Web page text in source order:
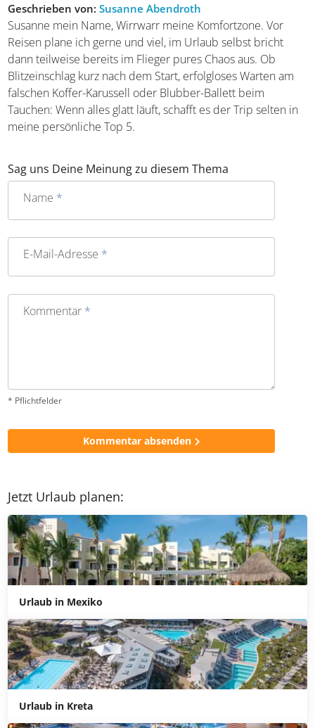
Geschrieben von:Susanne Abendroth
Susanne mein Name, Wirrwarr meine Komfortzone. Vor
Reisen plane ich gerne und viel, im Urlaub selbst bricht
dann teilweise bereits im Flieger pures Chaos aus. Ob
Blitzeinschlag kurz nach dem Start, erfolgloses Warten am
falschen Koffer-Karussell oder Blubber-Ballett beim
Tauchen: Wenn alles glatt läuft, schafft es der Trip selten in
meine persönliche Top 5.
Sag uns Deine Meinung zu diesem Thema
Name *
E-Mail-Adresse *
Kommentar *
* Pflichtfelder
Kommentar absenden
Jetzt Urlaub planen:
Urlaub in Mexiko
Urlaub in Kreta